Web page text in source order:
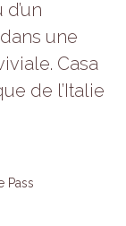
une
Casa
de l’Italie
Pass